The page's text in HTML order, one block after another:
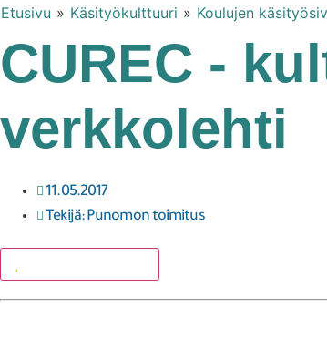
Etusivu » Käsityökulttuuri » Koulujen
CUREC -
verkkolehti
11.05.2017
Tekijä:Punomon toimitus